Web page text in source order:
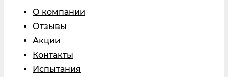
О компании
Отзывы
Акции
Контакты
Испытания